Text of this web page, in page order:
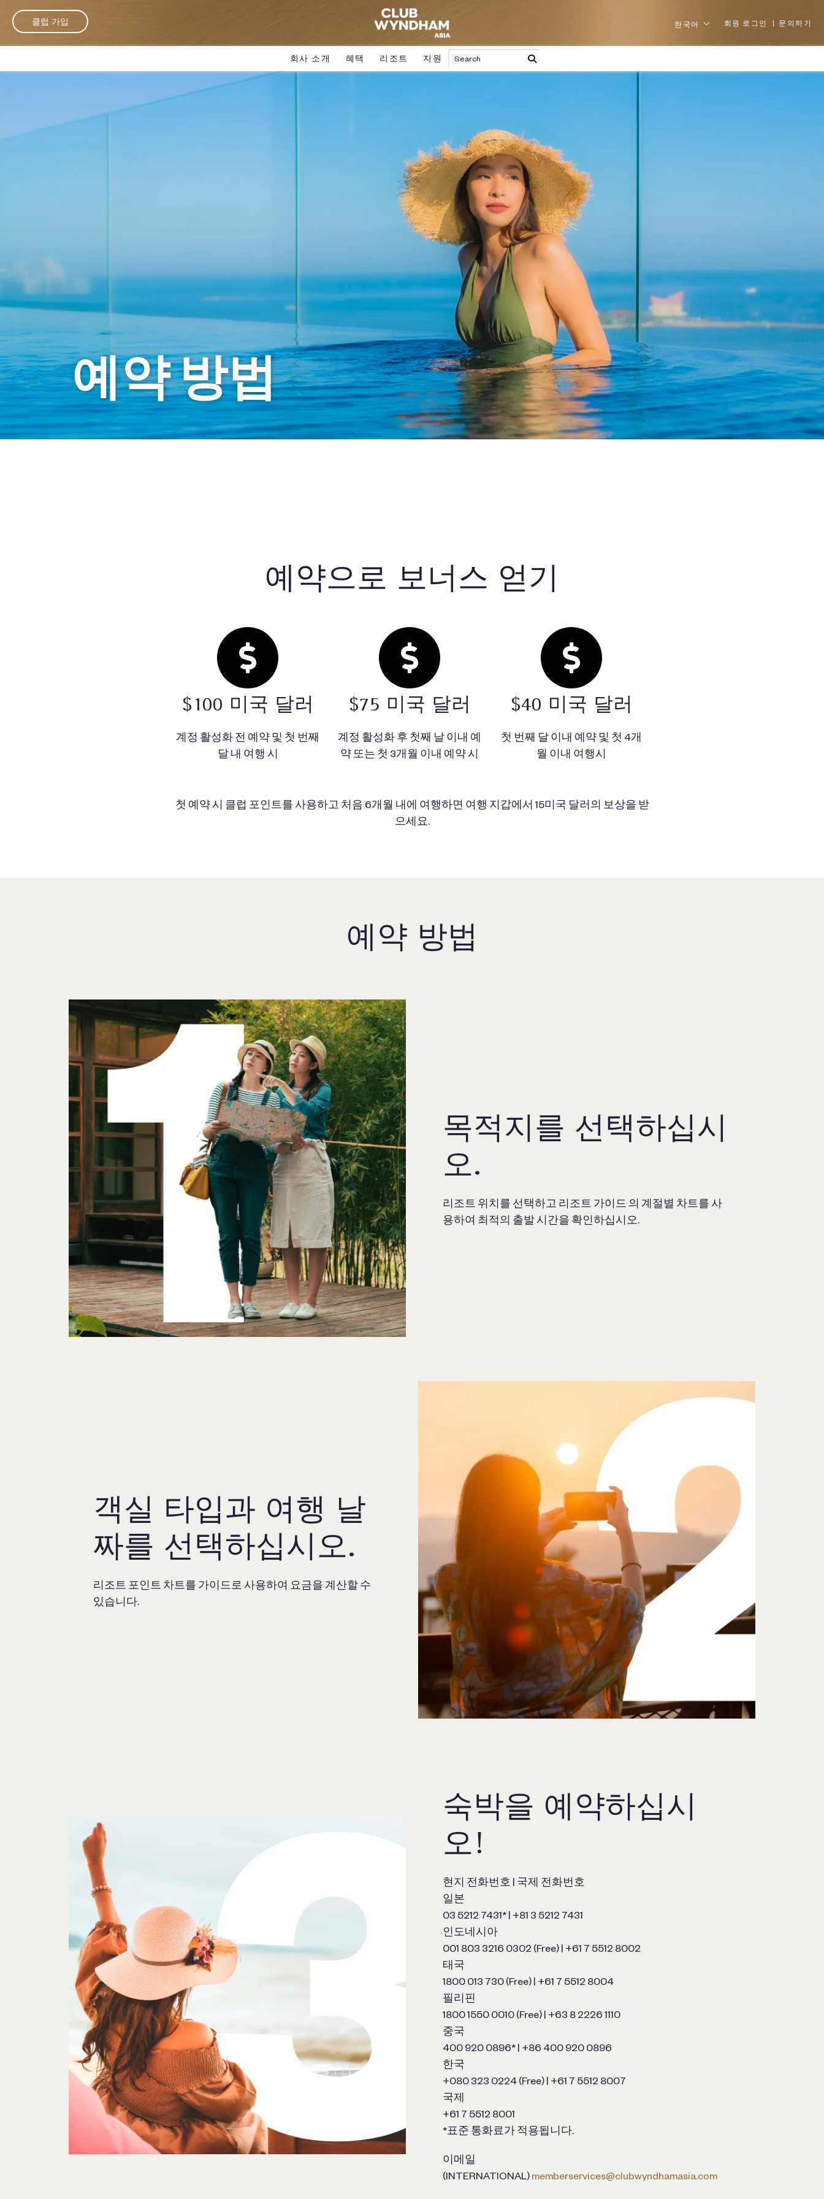
클럽 가입 한국어 회원 로그인 문의하기
회사 소개 혜택 리조트 지원
예약 방법
예약으로 보너스 얻기
$100 미국 달러
계정 활성화 전 예약 및 첫 번째
달 내 여행 시
$75 미국 달러
계정 활성화 후 첫째 날 이내 예
약 또는 첫 3개월 이내 예약 시
$40 미국 달러
첫 번째 달 이내 예약 및 첫 4개
월 이내 여행시
첫 예약 시 클럽 포인트를 사용하고 처음 6개월 내에 여행하면 여행 지갑에서 15미국 달러의 보상을 받
으세요.
예약 방법
목적지를 선택하십시
오.
리조트 위치를 선택하고 리조트 가이드 의 계절별 차트를 사
용하여 최적의 출발 시간을 확인하십시오.
객실 타입과 여행 날
짜를 선택하십시오.
리조트 포인트 차트를 가이드로 사용하여 요금을 계산할 수
있습니다.
숙박을 예약하십시
오!
현지 전화번호 | 국제 전화번호
일본
03 5212 7431* | +81 3 5212 7431
인도네시아
001 803 3216 0302 (Free) | +61 7 5512 8002
태국
1800 013 730 (Free) | +61 7 5512 8004
필리핀
1800 1550 0010 (Free) | +63 8 2226 1110
중국
400 920 0896* | +86 400 920 0896
한국
+080 323 0224 (Free) | +61 7 5512 8007
국제
+61 7 5512 8001
*표준 통화료가 적용됩니다.
이메일
(INTERNATIONAL) memberservices@clubwyndhamasia.com